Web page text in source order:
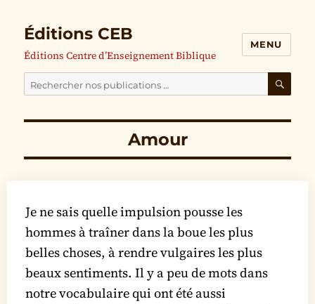
Éditions CEB
Éditions Centre d’Enseignement Biblique
MENU
Cherchez
publications
:
Amour
Je ne sais quelle impulsion pousse les
hommes à traîner dans la boue les plus
belles choses, à rendre vulgaires les plus
beaux sentiments. Il y a peu de mots dans
notre vocabulaire qui ont été aussi